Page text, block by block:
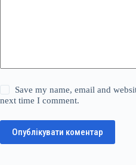
Save my name, email and
next time I comment.
Опублікувати коментар